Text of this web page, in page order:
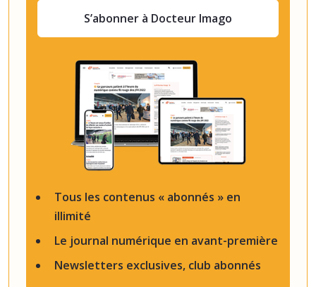
Tous les contenus « abonnés » en
illimité
Le journal numérique en avant-première
Newsletters exclusives, club abonnés
S’abonner à Docteur Imago